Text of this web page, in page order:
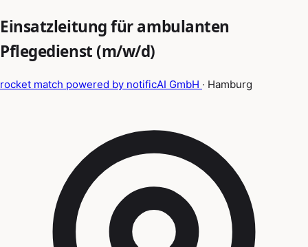
Einsatzleitung für ambulanten
Pflegedienst (m/w/d)
rocket match powered by notificAI GmbH · Hamburg